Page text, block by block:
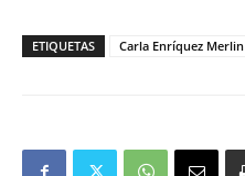
ETIQUETAS Carla Enríquez Merlin